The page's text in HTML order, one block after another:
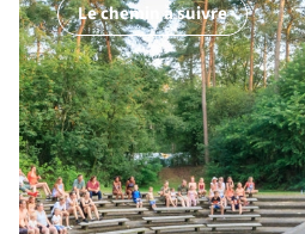
Le chemin à suivre